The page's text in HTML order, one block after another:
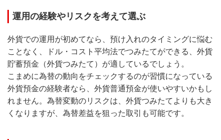
運用の経験やリスクを考えて選ぶ
外貨での運用が初めてなら、預け入れのタイミングに悩む
ことなく、ドル・コスト平均法でつみたてができる、外貨
貯蓄預金（外貨つみたて）が適しているでしょう。
こまめに為替の動向をチェックするのが習慣になっている
外貨預金の経験者なら、外貨普通預金が使いやすいかもし
れません。為替変動のリスクは、外貨つみたてよりも大き
くなりますが、為替差益を狙った取引も可能です。